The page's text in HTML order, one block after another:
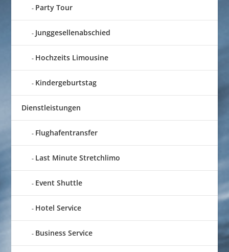
Party Tour
Junggesellenabschied
Hochzeits Limousine
Kindergeburtstag
Dienstleistungen
Flughafentransfer
Last Minute Stretchlimo
Event Shuttle
Hotel Service
Business Service